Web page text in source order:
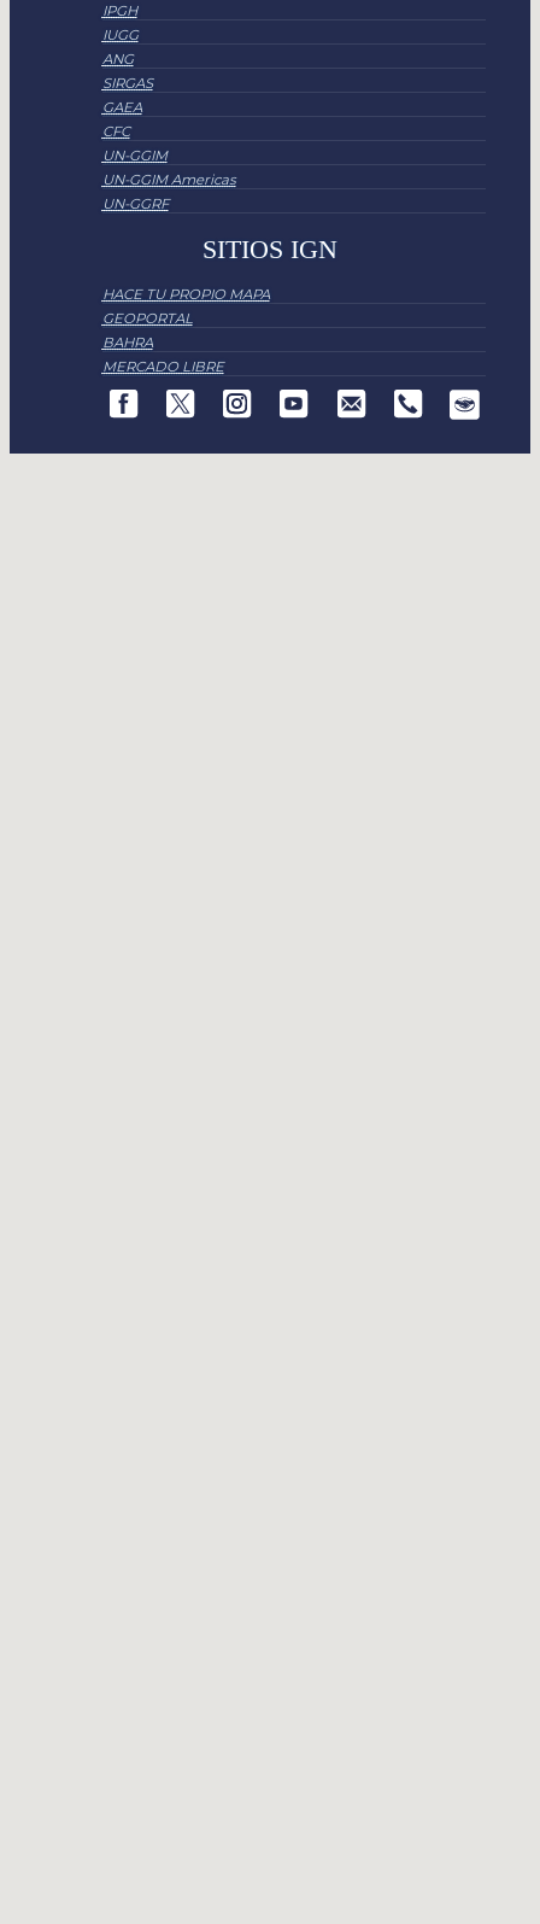
IPGH
IUGG
ANG
SIRGAS
GAEA
CFC
UN-GGIM
UN-GGIM Americas
UN-GGRF
SITIOS IGN
HACE TU PROPIO MAPA
GEOPORTAL
BAHRA
MERCADO LIBRE